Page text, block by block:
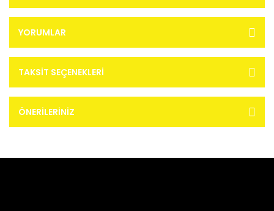
YORUMLAR
TAKSIT SEÇENEKLERI
ÖNERILERINIZ